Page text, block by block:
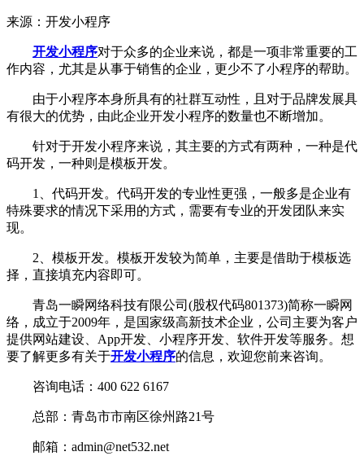
来源：开发小程序
开发小程序对于众多的企业来说，都是一项非常重要的工
作内容，尤其是从事于销售的企业，更少不了小程序的帮助。
由于小程序本身所具有的社群互动性，且对于品牌发展具
有很大的优势，由此企业开发小程序的数量也不断增加。
针对于开发小程序来说，其主要的方式有两种，一种是代
码开发，一种则是模板开发。
1、代码开发。代码开发的专业性更强，一般多是企业有
特殊要求的情况下采用的方式，需要有专业的开发团队来实
现。
2、模板开发。模板开发较为简单，主要是借助于模板选
择，直接填充内容即可。
青岛一瞬网络科技有限公司(股权代码801373)简称一瞬网
络，成立于2009年，是国家级高新技术企业，公司主要为客户
提供网站建设、App开发、小程序开发、软件开发等服务。想
要了解更多有关于开发小程序的信息，欢迎您前来咨询。
咨询电话：400 622 6167
总部：青岛市市南区徐州路21号
邮箱：admin@net532.net